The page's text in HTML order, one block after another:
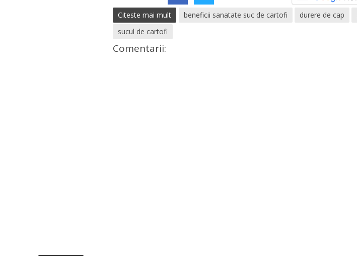
Citeste mai mult beneficii sanatate suc de cartofi durere de cap
sucul de cartofi
Comentarii: